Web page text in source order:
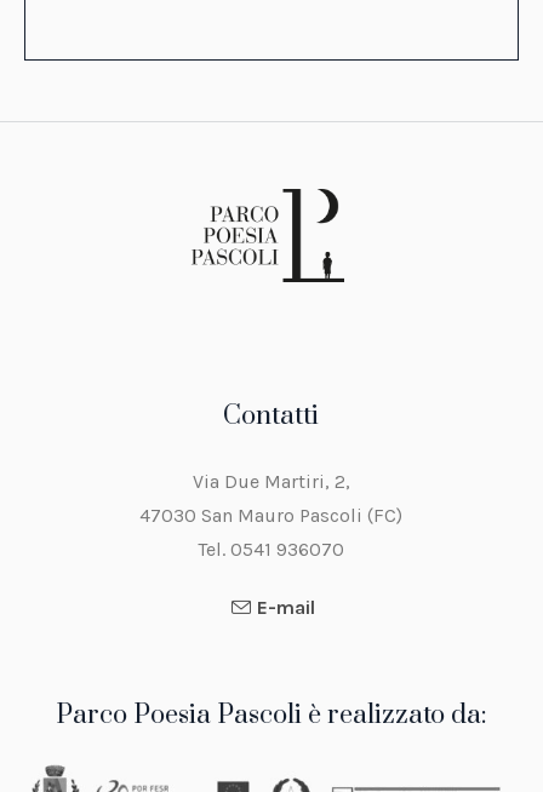
Contatti
Via Due Martiri, 2,
47030 San Mauro Pascoli (FC)
Tel. 0541 936070
E-mail
Parco Poesia Pascoli è realizzato da: